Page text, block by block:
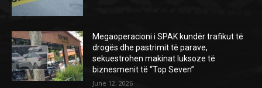
Megaoperacioni i SPAK kundër trafikut të
drogës dhe pastrimit të parave,
sekuestrohen makinat luksoze të
biznesmenit të “Top Seven”
June 12, 2026